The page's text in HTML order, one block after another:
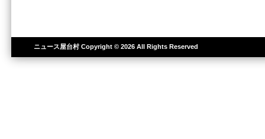
ニュース屋台村Copyright © 2026 All Rights Reserved